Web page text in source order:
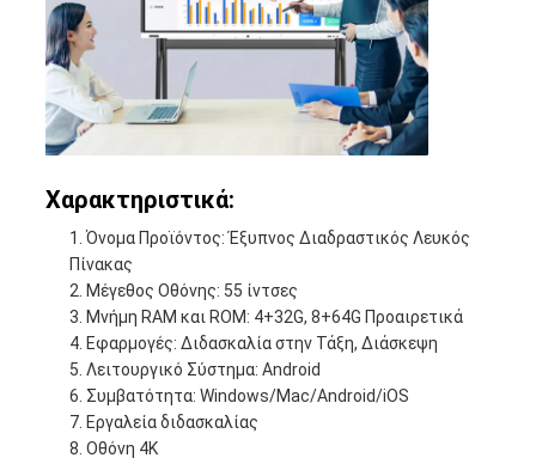
Χαρακτηριστικά:
Όνομα Προϊόντος: Έξυπνος Διαδραστικός Λευκός
Πίνακας
Μέγεθος Οθόνης: 55 ίντσες
Μνήμη RAM και ROM: 4+32G, 8+64G Προαιρετικά
Εφαρμογές: Διδασκαλία στην Τάξη, Διάσκεψη
Λειτουργικό Σύστημα: Android
Συμβατότητα: Windows/Mac/Android/iOS
Εργαλεία διδασκαλίας
Οθόνη 4K